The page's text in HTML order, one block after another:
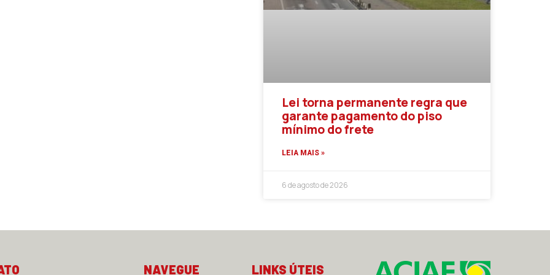
Lei torna permanente regra que
garante pagamento do piso
mínimo do frete
LEIA MAIS »
6 de agosto de 2026
NAVEGUE LINKS ÚTEIS